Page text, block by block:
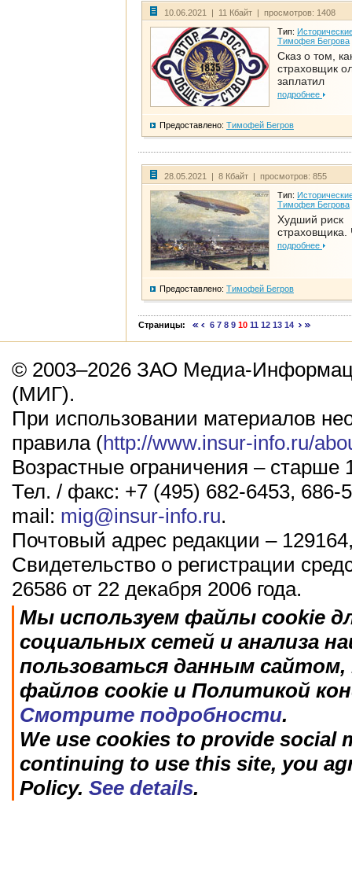
10.06.2021 | 11 Кбайт | просмотров: 1408
Тип:
Тимофея Бегрова
Сказ о том,
страховщик
заплатил
подробнее
Предоставлено: Тимофей Бегров
28.05.2021 | 8 Кбайт | просмотров: 855
Тип:
Тимофея Бегрова
Худший риск
страховщика.
подробнее
Предоставлено: Тимофей Бегров
Страницы: 6 7 8 9 10 11 12 13 14
© 2003–2026 ЗАО Медиа-
(МИГ).
При использовании материалов
правила (http://www.insur-info.ru/
Возрастные ограничения – старше
Тел. / факс: +7 (495) 682-6453, 686-
mail: mig@insur-info.ru.
Почтовый адрес редакции –
Свидетельство о регистрации
26586 от 22 декабря 2006 года.
Мы используем файлы cookie
социальных сетей и анализа
пользоваться данным
файлов cookie и Политикой
Смотрите подробности.
We use cookies to provide social
continuing to use this site, you
Policy. See details.